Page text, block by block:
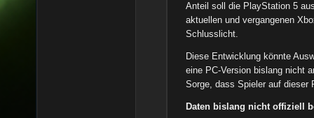
Anteil soll die PlayStation 5
aktuellen und vergangenen
Schlusslicht.
Diese Entwicklung könnte
eine PC-Version bislang nicht
Sorge, dass Spieler auf dieser
Daten bislang nicht offiziell